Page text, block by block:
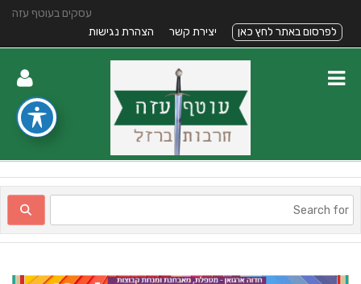
עסקים בעוטף עזה
לפרסום באתר לחץ כאן
יצירת קשר הצהרת נגישות